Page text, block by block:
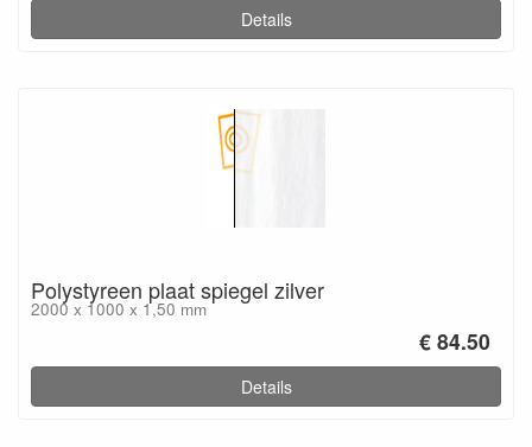
Details
Polystyreen plaat spiegel zilver
2000 x 1000 x 1,50 mm
€ 84.50
Details